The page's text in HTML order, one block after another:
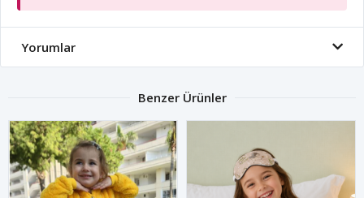
Yorumlar
Benzer Ürünler